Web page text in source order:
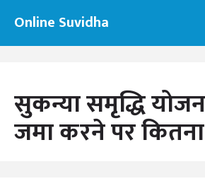
content
Online Suvidha
सुकन्या समृद्धि
जमा करने पर